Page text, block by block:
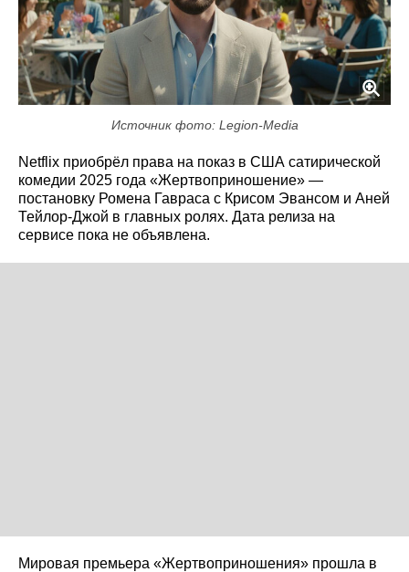
Источник фото: Legion-Media
Netflix приобрёл права на показ в США сатирической
комедии 2025 года «Жертвоприношение» —
постановку Ромена Гавраса с Крисом Эвансом и Аней
Тейлор-Джой в главных ролях. Дата релиза на
сервисе пока не объявлена.
Мировая премьера «Жертвоприношения» прошла в